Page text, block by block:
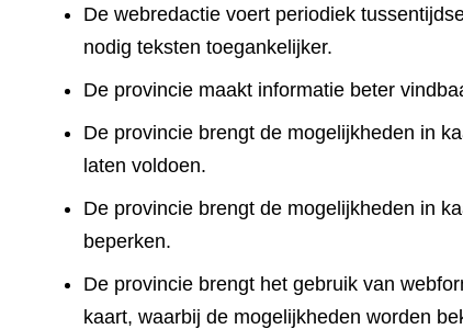
De webredactie voert periodiek
nodig teksten toegankelijker.
De provincie maakt informatie beter
De provincie brengt de mogelijkheden in
laten voldoen.
De provincie brengt de mogelijkheden in
beperken.
De provincie brengt het gebruik van
kaart, waarbij de mogelijkheden worden